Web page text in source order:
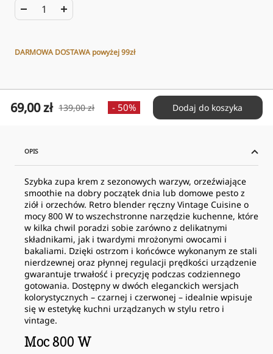
Zwiększ
Zmniejsz
DARMOWA DOSTAWA powyżej 99zł
Dodaj do koszyka
Cena
69,00 zł Cena
139,00 zł - 50%
OPIS
Szybka zupa krem z sezonowych warzyw, orzeźwiające
smoothie na dobry początek dnia lub domowe pesto z
ziół i orzechów. Retro blender ręczny Vintage Cuisine o
mocy 800 W to wszechstronne narzędzie kuchenne, które
w kilka chwil poradzi sobie zarówno z delikatnymi
składnikami, jak i twardymi mrożonymi owocami i
bakaliami. Dzięki ostrzom i końcówce wykonanym ze stali
nierdzewnej oraz płynnej regulacji prędkości urządzenie
gwarantuje trwałość i precyzję podczas codziennego
gotowania. Dostępny w dwóch eleganckich wersjach
kolorystycznych – czarnej i czerwonej – idealnie wpisuje
się w estetykę kuchni urządzanych w stylu retro i
vintage.
Moc 800 W